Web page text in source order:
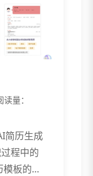
读量：
简历生成
程中的
模板的